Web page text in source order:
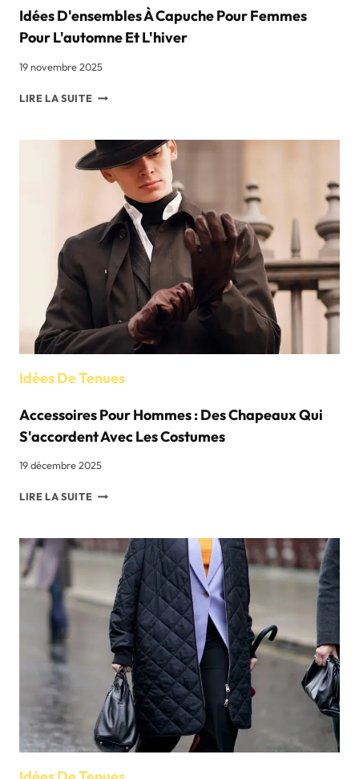
Idées D'ensembles À Capuche Pour Femmes
Pour L'automne Et L'hiver
19 novembre 2025
LIRE LA SUITEIDÉES
CAPUCHE
POUR
FEMMES
POUR
L'AUTOMNE
ET
L'HIVER
Idées De Tenues
Accessoires Pour Hommes : Des Chapeaux Qui
S'accordent Avec Les Costumes
19 décembre 2025
LIRE LA SUITEACCESSOIRES
:
DES
CHAPEAUX
S'ACCORDENT
AVEC
LES
COSTUMES